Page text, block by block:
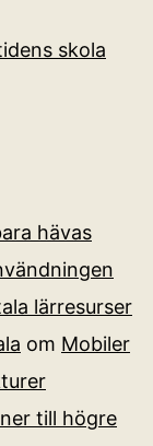
skola
hävas
lärresurser
om Mobiler
till högre